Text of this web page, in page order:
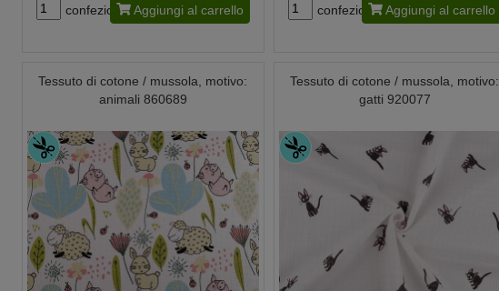
confezione Aggiungi al carrello confezione Aggiungi al carrello
Tessuto di cotone / mussola, motivo:
animali 860689
Tessuto di cotone / mussola, motivo:
gatti 920077